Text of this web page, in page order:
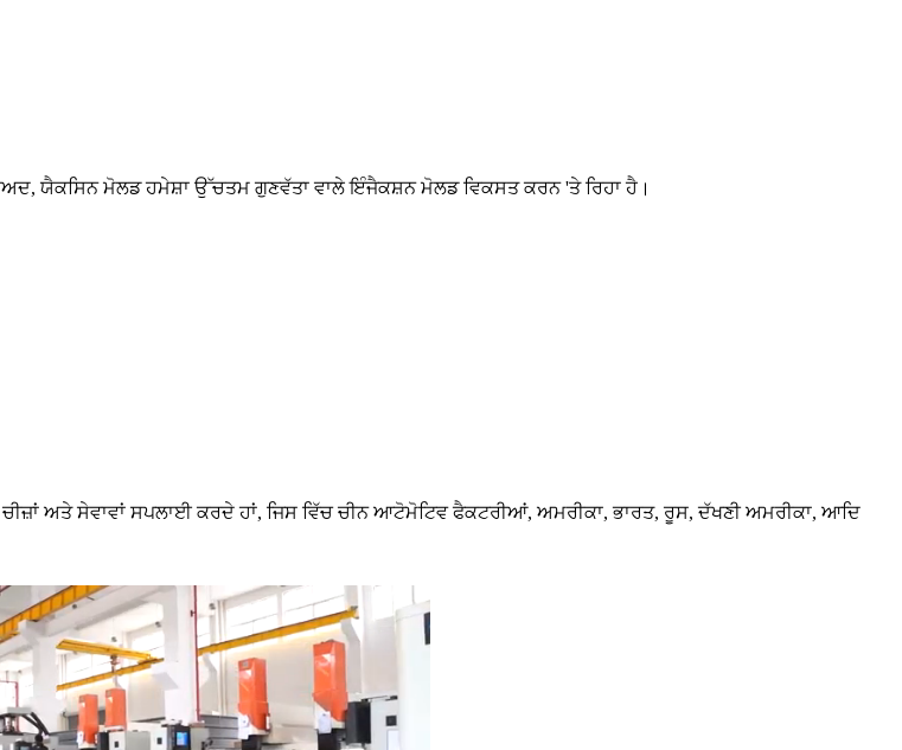
ਯੈਕਸਿਨ ਮੋਲਡ ਹਮੇਸ਼ਾ ਉੱਚਤਮ ਗੁਣਵੱਤਾ ਵਾਲੇ ਇੰਜੈਕਸ਼ਨ ਮੋਲਡ ਵਿਕਸਤ ਕਰਨ 'ਤੇ ਰਿਹਾ ਹੈ।
ਅਤੇ ਸੇਵਾਵਾਂ ਸਪਲਾਈ ਕਰਦੇ ਹਾਂ, ਜਿਸ ਵਿੱਚ ਚੀਨ ਆਟੋਮੋਟਿਵ ਫੈਕਟਰੀਆਂ, ਅਮਰੀਕਾ, ਭਾਰਤ, ਰੂਸ, ਦੱਖਣੀ ਅਮਰੀਕਾ, ਆਦਿ